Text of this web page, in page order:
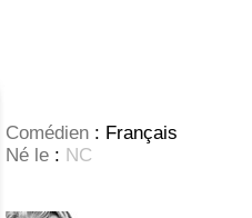
Comédien : Français
Né le : NC